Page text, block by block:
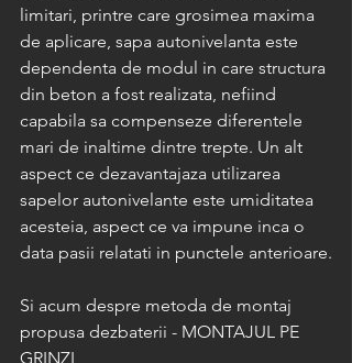
limitari, printre care grosimea maxima
de aplicare, sapa autonivelanta este
dependenta de modul in care structura
din beton a fost realizata, nefiind
capabila sa compenseze diferentele
mari de inaltime dintre trepte. Un alt
aspect ce dezavantajaza utilizarea
sapelor autonivelante este umiditatea
acesteia, aspect ce va impune inca o
data pasii relatati in punctele anterioare.
Si acum despre metoda de montaj
propusa dezbaterii - MONTAJUL PE
GRINZI